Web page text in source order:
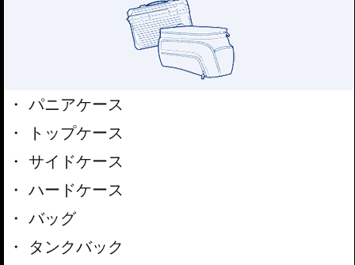
パニアケース
トップケース
サイドケース
ハードケース
バッグ
タンクバック